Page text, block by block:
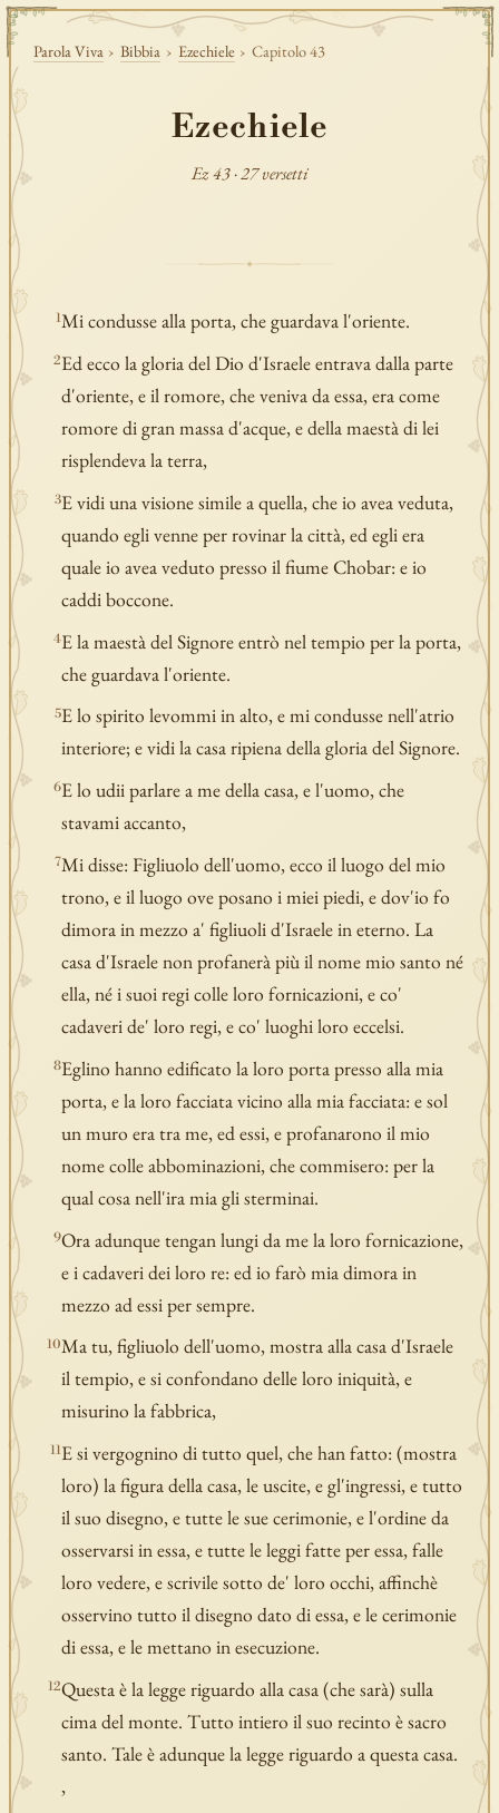
Parola Viva › Bibbia › Ezechiele › Capitolo 43
Ezechiele
Ez 43 · 27 versetti
1Mi condusse alla porta, che guardava l'oriente.
2Ed ecco la gloria del Dio d'Israele entrava dalla parte
d'oriente, e il romore, che veniva da essa, era come
romore di gran massa d'acque, e della maestà di lei
risplendeva la terra,
3E vidi una visione simile a quella, che io avea veduta,
quando egli venne per rovinar la città, ed egli era
quale io avea veduto presso il fiume Chobar: e io
caddi boccone.
4E la maestà del Signore entrò nel tempio per la porta,
che guardava l'oriente.
5E lo spirito levommi in alto, e mi condusse nell'atrio
interiore; e vidi la casa ripiena della gloria del Signore.
6E lo udii parlare a me della casa, e l'uomo, che
stavami accanto,
7Mi disse: Figliuolo dell'uomo, ecco il luogo del mio
trono, e il luogo ove posano i miei piedi, e dov'io fo
dimora in mezzo a' figliuoli d'Israele in eterno. La
casa d'Israele non profanerà più il nome mio santo né
ella, né i suoi regi colle loro fornicazioni, e co'
cadaveri de' loro regi, e co' luoghi loro eccelsi.
8Eglino hanno edificato la loro porta presso alla mia
porta, e la loro facciata vicino alla mia facciata: e sol
un muro era tra me, ed essi, e profanarono il mio
nome colle abbominazioni, che commisero: per la
qual cosa nell'ira mia gli sterminai.
9Ora adunque tengan lungi da me la loro fornicazione,
e i cadaveri dei loro re: ed io farò mia dimora in
mezzo ad essi per sempre.
10Ma tu, figliuolo dell'uomo, mostra alla casa d'Israele
il tempio, e si confondano delle loro iniquità, e
misurino la fabbrica,
11E si vergognino di tutto quel, che han fatto: (mostra
loro) la figura della casa, le uscite, e gl'ingressi, e tutto
il suo disegno, e tutte le sue cerimonie, e l'ordine da
osservarsi in essa, e tutte le leggi fatte per essa, falle
loro vedere, e scrivile sotto de' loro occhi, affinchè
osservino tutto il disegno dato di essa, e le cerimonie
di essa, e le mettano in esecuzione.
12Questa è la legge riguardo alla casa (che sarà) sulla
cima del monte. Tutto intiero il suo recinto è sacro
santo. Tale è adunque la legge riguardo a questa casa.
,